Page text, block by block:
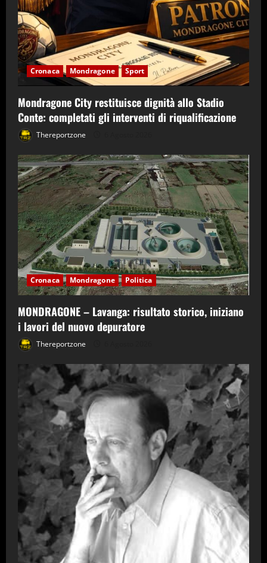
Cronaca Mondragone Sport
Mondragone City restituisce dignità allo Stadio
Conte: completati gli interventi di riqualificazione
Thereportzone
Cronaca Mondragone Politica
MONDRAGONE – Lavanga: risultato storico, iniziano
i lavori del nuovo depuratore
Thereportzone